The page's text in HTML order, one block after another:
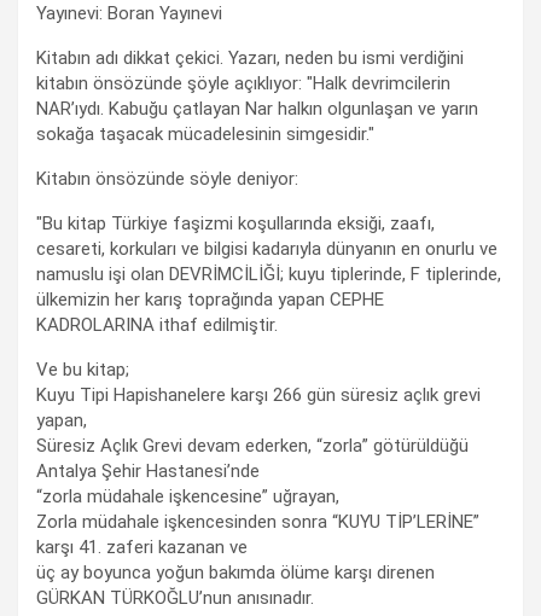
Yayınevi: Boran Yayınevi
Kitabın adı dikkat çekici. Yazarı, neden bu ismi verdiğini
kitabın önsözünde şöyle açıklıyor: "Halk devrimcilerin
NAR’ıydı. Kabuğu çatlayan Nar halkın olgunlaşan ve yarın
sokağa taşacak mücadelesinin simgesidir."
Kitabın önsözünde söyle deniyor:
"Bu kitap Türkiye faşizmi koşullarında eksiği, zaafı,
cesareti, korkuları ve bilgisi kadarıyla dünyanın en onurlu ve
namuslu işi olan DEVRİMCİLİĞİ; kuyu tiplerinde, F tiplerinde,
ülkemizin her karış toprağında yapan CEPHE
KADROLARINA ithaf edilmiştir.
Ve bu kitap;
Kuyu Tipi Hapishanelere karşı 266 gün süresiz açlık grevi
yapan,
Süresiz Açlık Grevi devam ederken, “zorla” götürüldüğü
Antalya Şehir Hastanesi’nde
“zorla müdahale işkencesine” uğrayan,
Zorla müdahale işkencesinden sonra “KUYU TİP’LERİNE”
karşı 41. zaferi kazanan ve
üç ay boyunca yoğun bakımda ölüme karşı direnen
GÜRKAN TÜRKOĞLU’nun anısınadır.